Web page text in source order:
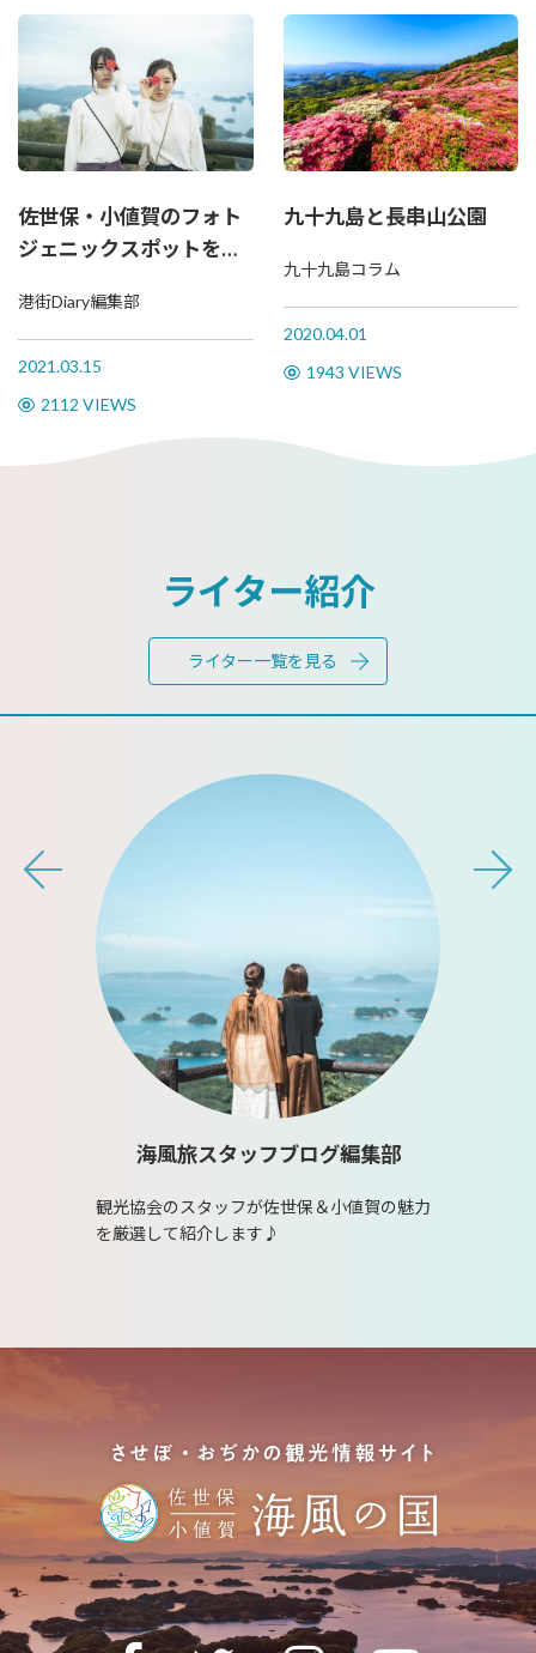
佐世保・小値賀のフォト
ジェニックスポットを巡
港街Diary編集部
2021.03.15
2112 VIEWS
九十九島と長串山公園
九十九島コラム
2020.04.01
1943 VIEWS
ライター紹介
ライター一覧を見る
海風旅スタッフブログ編集部
観光協会のスタッフが佐世保＆小値賀の魅力
を厳選して紹介します♪